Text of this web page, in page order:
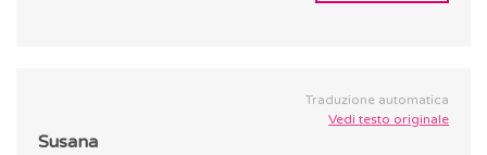
Traduzione automatica
Vedi testo originale
Susana